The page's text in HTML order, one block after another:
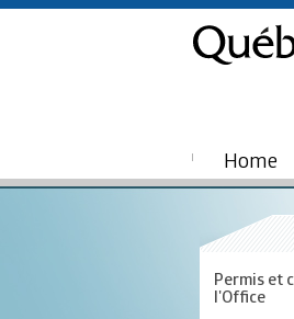
Home
Permis et
l'Office